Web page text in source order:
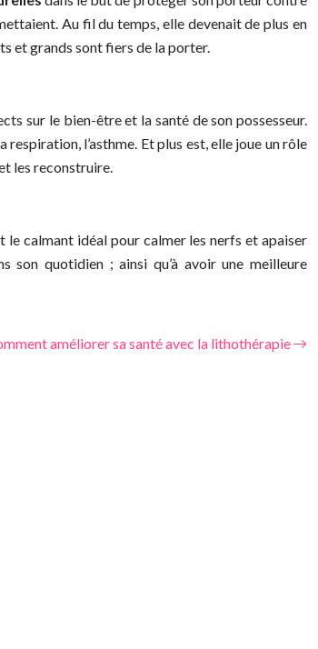
Au fil du temps, elle devenait de plus en
et grands sont fiers de la porter.
sur le bien-être et la santé de son possesseur.
l’asthme. Et plus est, elle joue un rôle
les reconstruire.
le calmant idéal pour calmer les nerfs et apaiser
son quotidien ; ainsi qu’à avoir une meilleure
améliorer sa santé avec la lithothérapie